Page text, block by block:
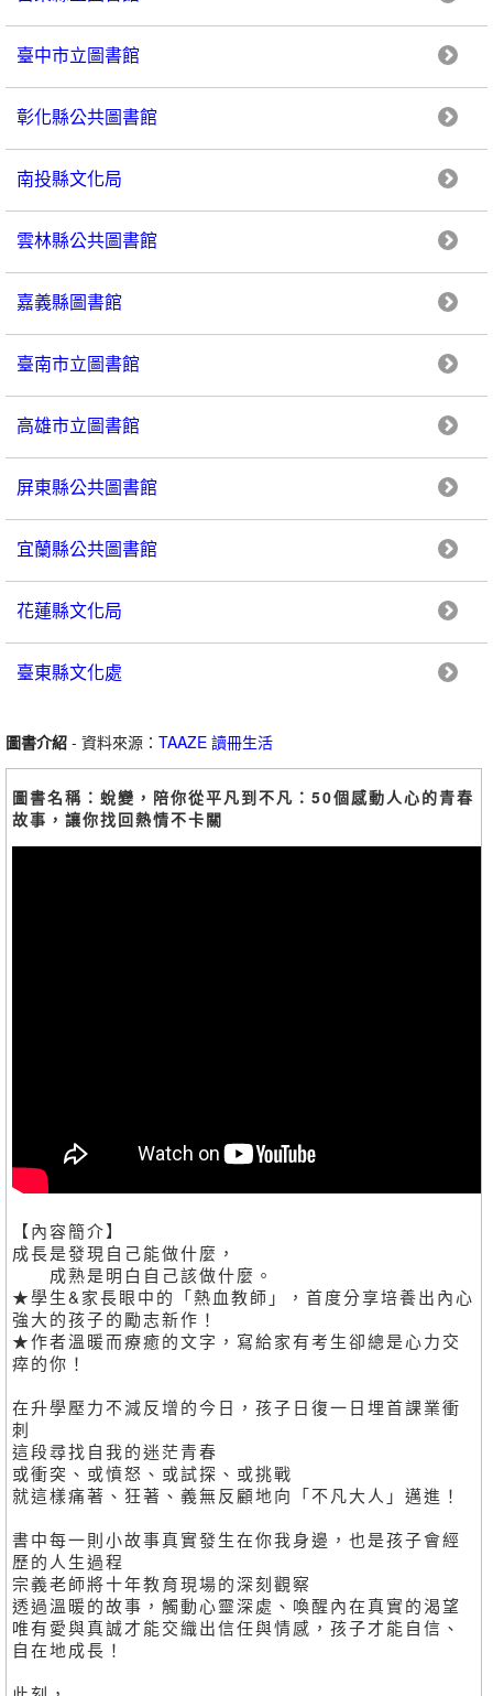
臺中市立圖書館
彰化縣公共圖書館
南投縣文化局
雲林縣公共圖書館
嘉義縣圖書館
臺南市立圖書館
高雄市立圖書館
屏東縣公共圖書館
宜蘭縣公共圖書館
花蓮縣文化局
臺東縣文化處
圖書介紹 - 資料來源： TAAZE 讀冊生活
圖書名稱：蛻變，陪你從平凡到不凡：50個感動人心的青春
故事，讓你找回熱情不卡關
【內容簡介】
成長是發現自己能做什麼，
成熟是明白自己該做什麼。
★學生&家長眼中的「熱血教師」，首度分享培養出內心
強大的孩子的勵志新作！
★作者溫暖而療癒的文字，寫給家有考生卻總是心力交
瘁的你！
在升學壓力不減反增的今日，孩子日復一日埋首課業衝
刺
這段尋找自我的迷茫青春
或衝突、或憤怒、或試探、或挑戰
就這樣痛著、狂著、義無反顧地向「不凡大人」邁進！
書中每一則小故事真實發生在你我身邊，也是孩子會經
歷的人生過程
宗義老師將十年教育現場的深刻觀察
透過溫暖的故事，觸動心靈深處、喚醒內在真實的渴望
唯有愛與真誠才能交織出信任與情感，孩子才能自信、
自在地成長！